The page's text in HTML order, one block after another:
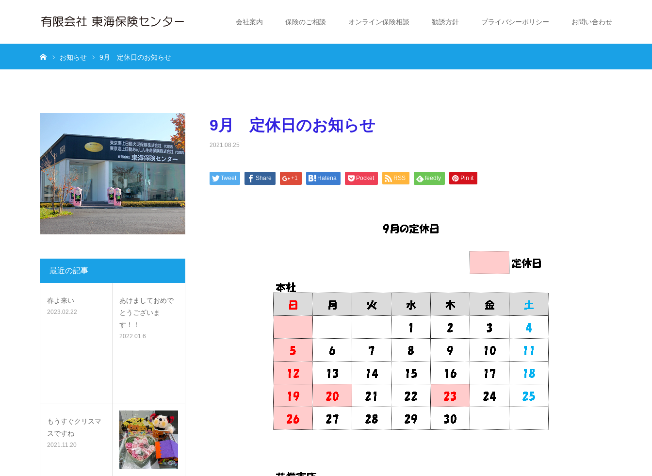
会社案内 保険のご相談 オンライン保険相談 勧誘方針 プライバシーポリシー お問い合わせ
お知らせ 9月 定休日のお知らせ
9月 定休日のお知らせ
2021.08.25
Tweet Share +1 Hatena Pocket RSS feedly Pin it
最近の記事
春よ来い
2023.02.22
あけましておめで
とうございま
す！！
2022.01.6
もうすぐクリスマ
スですね
2021.11.20